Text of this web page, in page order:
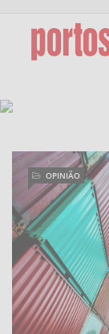
OPINIÃO